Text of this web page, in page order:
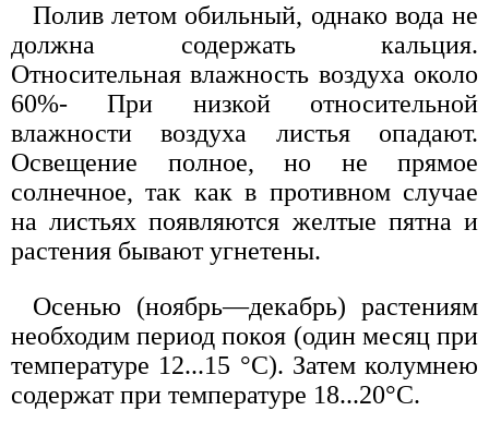
Полив летом обильный, однако вода не
должна содержать кальция.
Относительная влажность воздуха около
60%- При низкой относительной
влажности воздуха листья опадают.
Освещение полное, но не прямое
солнечное, так как в противном случае
на листьях появляются желтые пятна и
растения бывают угнетены.
Осенью (ноябрь—декабрь) растениям
необходим период покоя (один месяц при
температуре 12...15 °С). Затем колумнею
содержат при температуре 18...20°С.